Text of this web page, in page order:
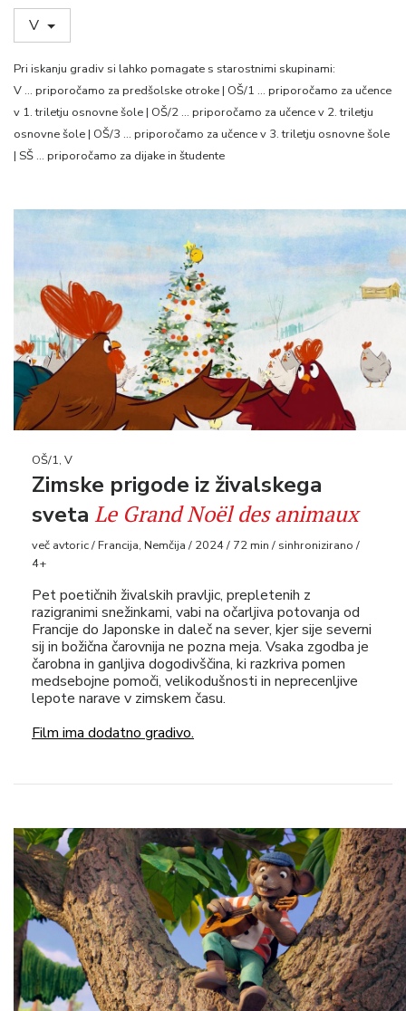
V
Pri iskanju gradiv si lahko pomagate s starostnimi skupinami:
V … priporočamo za predšolske otroke | OŠ/1 … priporočamo za učence
v 1. triletju osnovne šole | OŠ/2 … priporočamo za učence v 2. triletju
osnovne šole | OŠ/3 … priporočamo za učence v 3. triletju osnovne šole
| SŠ … priporočamo za dijake in študente
OŠ/1, V
Zimske prigode iz živalskega
sveta Le Grand Noël des animaux
več avtoric / Francija, Nemčija / 2024 / 72 min / sinhronizirano /
4+
Pet poetičnih živalskih pravljic, prepletenih z
razigranimi snežinkami, vabi na očarljiva potovanja od
Francije do Japonske in daleč na sever, kjer sije severni
sij in božična čarovnija ne pozna meja. Vsaka zgodba je
čarobna in ganljiva dogodivščina, ki razkriva pomen
medsebojne pomoči, velikodušnosti in neprecenljive
lepote narave v zimskem času.
Film ima dodatno gradivo.